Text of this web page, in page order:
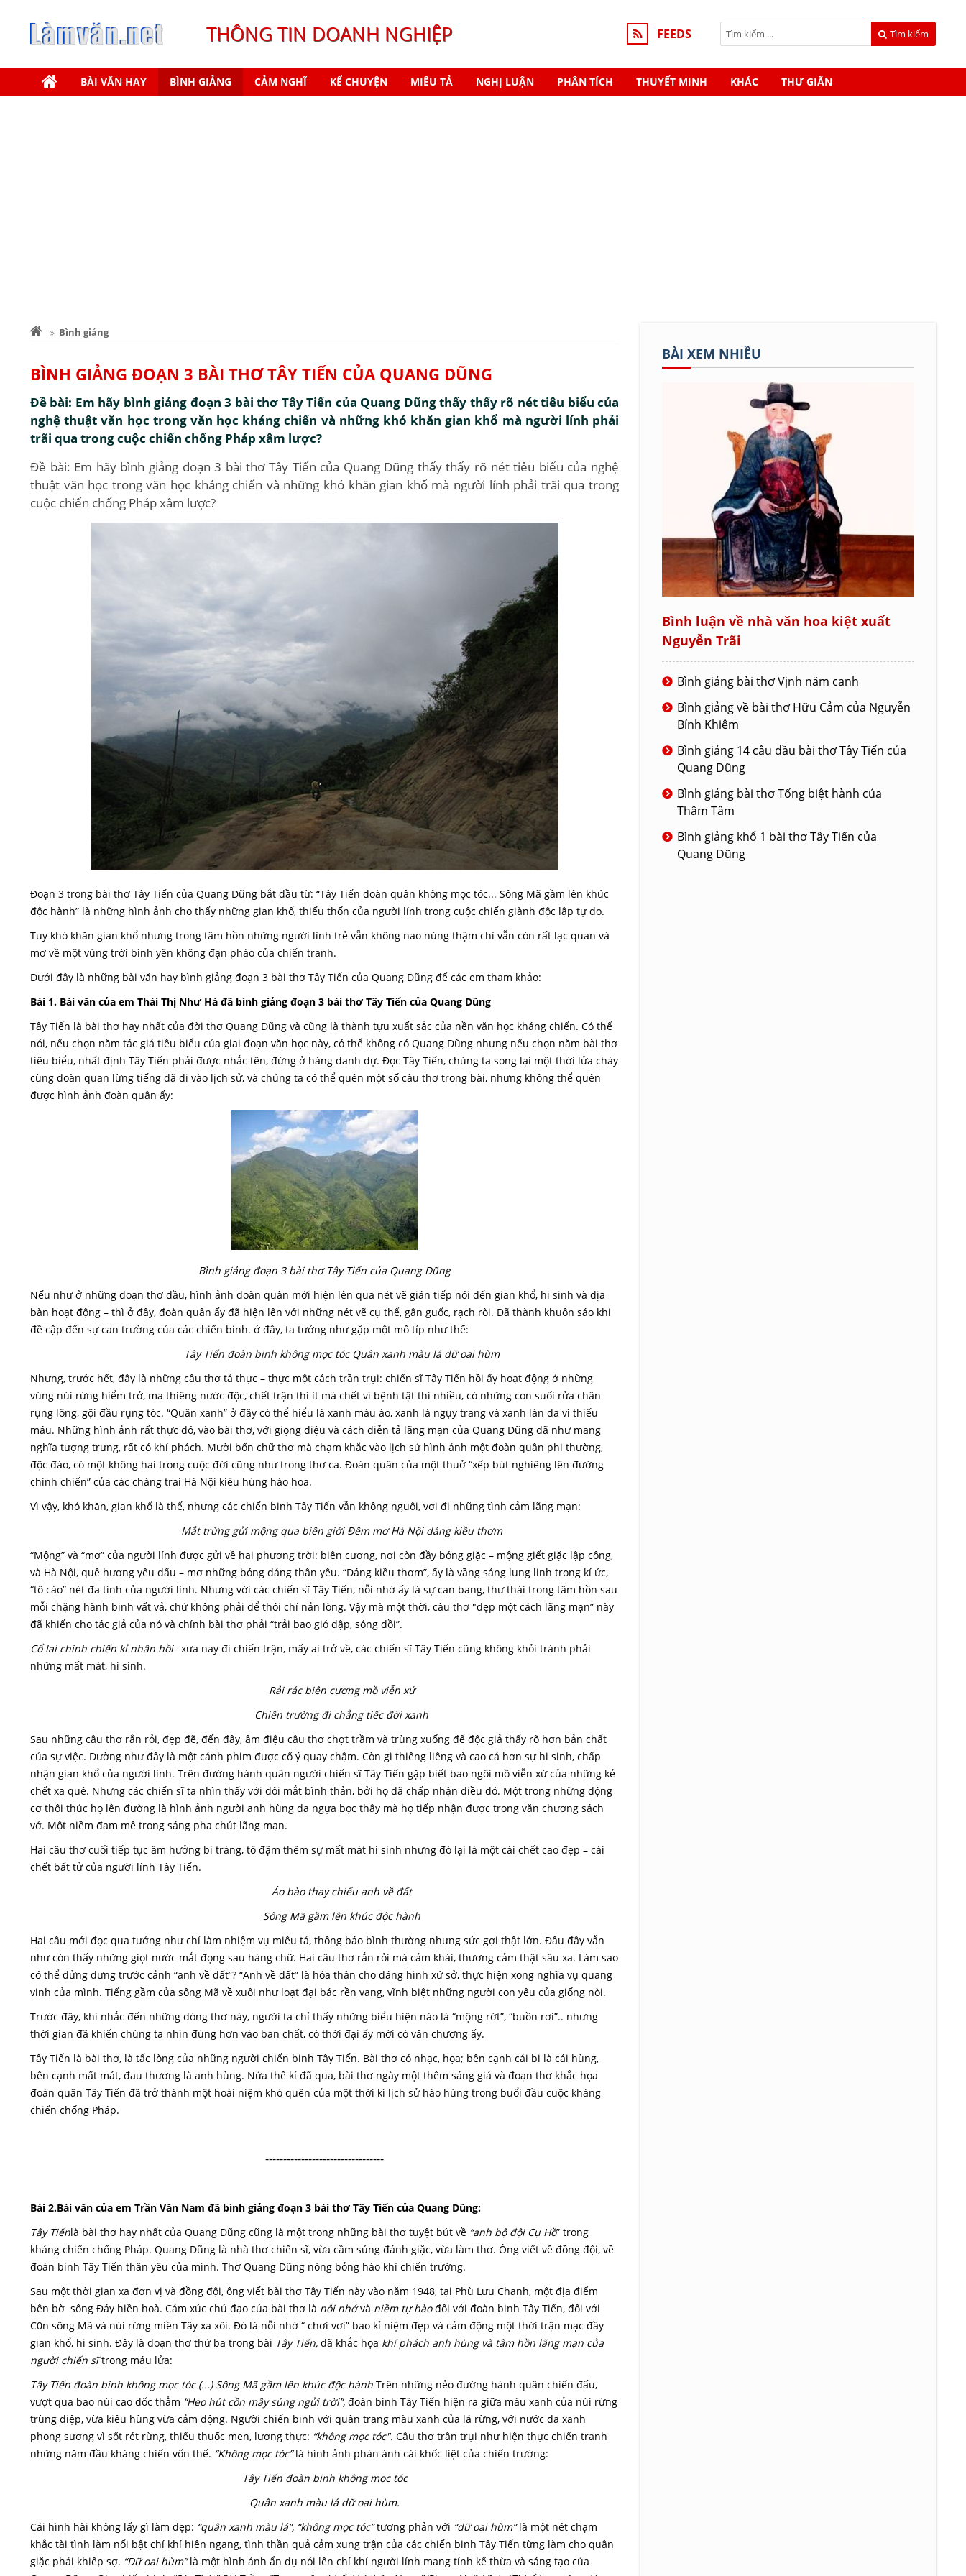
THÔNG TIN DOANH NGHIỆP FEEDS Tìm kiếm
BÀI VĂN HAY BÌNH GIẢNG CẢM NGHĨ KỂ CHUYỆN MIÊU TẢ NGHỊ LUẬN PHÂN TÍCH THUYẾT MINH KHÁC THƯ GIÃN
Bình giảng
BÌNH GIẢNG ĐOẠN 3 BÀI THƠ TÂY TIẾN CỦA QUANG DŨNG
Đề bài: Em hãy bình giảng đoạn 3 bài thơ Tây Tiến của Quang Dũng thấy thấy rõ nét tiêu biểu của
nghệ thuật văn học trong văn học kháng chiến và những khó khăn gian khổ mà người lính phải
trãi qua trong cuộc chiến chống Pháp xâm lược?
Đề bài: Em hãy bình giảng đoạn 3 bài thơ Tây Tiến của Quang Dũng thấy thấy rõ nét tiêu biểu của nghệ
thuật văn học trong văn học kháng chiến và những khó khăn gian khổ mà người lính phải trãi qua trong
cuộc chiến chống Pháp xâm lược?
Đoạn 3 trong bài thơ Tây Tiến của Quang Dũng bắt đầu từ: “Tây Tiến đoàn quân không mọc tóc... Sông Mã gầm lên khúc
độc hành” là những hình ảnh cho thấy những gian khổ, thiếu thốn của người lính trong cuộc chiến giành độc lập tự do.
Tuy khó khăn gian khổ nhưng trong tâm hồn những người lính trẻ vẫn không nao núng thậm chí vẫn còn rất lạc quan và
mơ về một vùng trời bình yên không đạn pháo của chiến tranh.
Dưới đây là những bài văn hay bình giảng đoạn 3 bài thơ Tây Tiến của Quang Dũng để các em tham khảo:
Bài 1. Bài văn của em Thái Thị Như Hà đã bình giảng đoạn 3 bài thơ Tây Tiến của Quang Dũng
Tây Tiến là bài thơ hay nhất của đời thơ Quang Dũng và cũng là thành tựu xuất sắc của nền văn học kháng chiến. Có thể
nói, nếu chọn năm tác giả tiêu biểu của giai đoạn văn học này, có thể không có Quang Dũng nhưng nếu chọn năm bài thơ
tiêu biểu, nhất định Tây Tiến phải được nhắc tên, đứng ở hàng danh dự. Đọc Tây Tiến, chúng ta song lại một thời lửa cháy
cùng đoàn quan lừng tiếng đã đi vào lịch sử, và chúng ta có thể quên một số câu thơ trong bài, nhưng không thể quên
được hình ảnh đoàn quân ấy:
Bình giảng đoạn 3 bài thơ Tây Tiến của Quang Dũng
Nếu như ở những đoạn thơ đầu, hình ảnh đoàn quân mới hiện lên qua nét vẽ gián tiếp nói đến gian khổ, hi sinh và địa
bàn hoạt động – thì ở đây, đoàn quân ấy đã hiện lên với những nét vẽ cụ thể, gân guốc, rạch ròi. Đã thành khuôn sáo khi
đề cập đến sự can trường của các chiến binh. ở đây, ta tưởng như gặp một mô típ như thế:
Tây Tiến đoàn binh không mọc tóc Quân xanh màu lá dữ oai hùm
Nhưng, trước hết, đây là những câu thơ tả thực – thực một cách trần trụi: chiến sĩ Tây Tiến hồi ấy hoạt động ở những
vùng núi rừng hiểm trở, ma thiêng nước độc, chết trận thì ít mà chết vì bệnh tật thì nhiều, có những con suối rửa chân
rụng lông, gội đầu rụng tóc. “Quân xanh” ở đây có thể hiểu là xanh màu áo, xanh lá ngụy trang và xanh làn da vì thiếu
máu. Những hình ảnh rất thực đó, vào bài thơ, với giọng điệu và cách diễn tả lãng mạn của Quang Dũng đã như mang
nghĩa tượng trưng, rất có khí phách. Mười bốn chữ thơ mà chạm khắc vào lịch sử hình ảnh một đoàn quân phi thường,
độc đáo, có một không hai trong cuộc đời cũng như trong thơ ca. Đoàn quân của một thuở “xếp bút nghiêng lên đường
chinh chiến” của các chàng trai Hà Nội kiêu hùng hào hoa.
Vì vậy, khó khăn, gian khổ là thế, nhưng các chiến binh Tây Tiến vẫn không nguôi, vơi đi những tình cảm lãng mạn:
Mắt trừng gửi mộng qua biên giới Đêm mơ Hà Nội dáng kiều thơm
“Mộng” và “mơ” của người lính được gửi về hai phương trời: biên cương, nơi còn đầy bóng giặc – mộng giết giặc lập công,
và Hà Nội, quê hương yêu dấu – mơ những bóng dáng thân yêu. “Dáng kiều thơm”, ấy là vầng sáng lung linh trong kí ức,
“tô cáo” nét đa tình của người lính. Nhưng với các chiến sĩ Tây Tiến, nỗi nhớ ấy là sự can bang, thư thái trong tâm hồn sau
mỗi chặng hành binh vất vả, chứ không phải để thôi chí nản lòng. Vậy mà một thời, câu thơ "đẹp một cách lãng mạn” này
đã khiến cho tác giả của nó và chính bài thơ phải “trải bao gió dập, sóng dồi”.
Cổ lai chinh chiến kỉ nhân hồi– xưa nay đi chiến trận, mấy ai trở về, các chiến sĩ Tây Tiến cũng không khỏi tránh phải
những mất mát, hi sinh.
Rải rác biên cương mồ viễn xứ
Chiến trường đi chẳng tiếc đời xanh
Sau những câu thơ rắn rỏi, đẹp đẽ, đến đây, âm điệu câu thơ chợt trầm và trùng xuống để độc giả thấy rõ hơn bản chất
của sự việc. Dường như đây là một cảnh phim được cố ý quay chậm. Còn gì thiêng liêng và cao cả hơn sự hi sinh, chấp
nhận gian khổ của người lính. Trên đường hành quân người chiến sĩ Tây Tiến gặp biết bao ngôi mồ viễn xứ của những kẻ
chết xa quê. Nhưng các chiến sĩ ta nhìn thấy với đôi mắt bình thản, bởi họ đã chấp nhận điều đó. Một trong những động
cơ thôi thúc họ lên đường là hình ảnh người anh hùng da ngựa bọc thây mà họ tiếp nhận được trong văn chương sách
vở. Một niềm đam mê trong sáng pha chút lãng mạn.
Hai câu thơ cuối tiếp tục âm hưởng bi tráng, tô đậm thêm sự mất mát hi sinh nhưng đó lại là một cái chết cao đẹp – cái
chết bất tử của người lính Tây Tiến.
Áo bào thay chiếu anh về đất
Sông Mã gầm lên khúc độc hành
Hai câu mới đọc qua tưởng như chỉ làm nhiệm vụ miêu tả, thông báo bình thường nhưng sức gợi thật lớn. Đâu đây vẫn
như còn thấy những giọt nước mắt đọng sau hàng chữ. Hai câu thơ rắn rỏi mà cảm khái, thương cảm thật sâu xa. Làm sao
có thể dửng dưng trước cảnh “anh về đất”? “Anh về đất” là hóa thân cho dáng hình xứ sở, thực hiện xong nghĩa vụ quang
vinh của mình. Tiếng gầm của sông Mã về xuôi như loạt đại bác rền vang, vĩnh biệt những người con yêu của giống nòi.
Trước đây, khi nhắc đến những dòng thơ này, người ta chỉ thấy những biểu hiện nào là “mộng rớt”, “buồn rơi”.. nhưng
thời gian đã khiến chúng ta nhìn đúng hơn vào ban chất, có thời đại ấy mới có văn chương ấy.
Tây Tiến là bài thơ, là tấc lòng của những người chiến binh Tây Tiến. Bài thơ có nhạc, họa; bên cạnh cái bi là cái hùng,
bên cạnh mất mát, đau thương là anh hùng. Nửa thế kỉ đã qua, bài thơ ngày một thêm sáng giá và đoạn thơ khắc họa
đoàn quân Tây Tiến đã trở thành một hoài niệm khó quên của một thời kì lịch sử hào hùng trong buổi đầu cuộc kháng
chiến chống Pháp.
---------------------------------
Bài 2.Bài văn của em Trần Văn Nam đã bình giảng đoạn 3 bài thơ Tây Tiến của Quang Dũng:
Tây Tiếnlà bài thơ hay nhất của Quang Dũng cũng là một trong những bài thơ tuyệt bút về “anh bộ đội Cụ Hồ” trong
kháng chiến chống Pháp. Quang Dũng là nhà thơ chiến sĩ, vừa cầm súng đánh giặc, vừa làm thơ. Ông viết về đồng đội, về
đoàn binh Tây Tiến thân yêu của mình. Thơ Quang Dũng nóng bỏng hào khí chiến trường.
Sau một thời gian xa đơn vị và đồng đội, ông viết bài thơ Tây Tiến này vào năm 1948, tại Phù Lưu Chanh, một địa điểm
bên bờ sông Đáy hiền hoà. Cảm xúc chủ đạo của bài thơ là nỗi nhớvà niềm tự hàođối với đoàn binh Tây Tiến, đối với
C0n sông Mã và núi rừng miền Tây xa xôi. Đó là nỗi nhớ “ chơi vơi” bao kỉ niệm đẹp và cảm động một thời trận mạc đầy
gian khổ, hi sinh. Đây là đoạn thơ thứ ba trong bài Tây Tiến, đã khắc họa khí phách anh hùng và tâm hồn lãng mạn của
người chiến sĩtrong máu lửa:
Tây Tiến đoàn binh không mọc tóc (...) Sông Mã gầm lên khúc độc hành Trên những nẻo đường hành quân chiến đấu,
vượt qua bao núi cao dốc thẳm “Heo hút cồn mây súng ngửi trời”, đoàn binh Tây Tiến hiện ra giữa màu xanh của núi rừng
trùng điệp, vừa kiêu hùng vừa cảm dộng. Người chiến binh với quân trang màu xanh của lá rừng, với nước da xanh
phong sương vì sốt rét rừng, thiếu thuốc men, lương thực: “không mọc tóc". Câu thơ trần trụi như hiện thực chiến tranh
những năm đầu kháng chiến vốn thế. “Không mọc tóc”là hình ảnh phán ánh cái khốc liệt của chiến trường:
Tây Tiến đoàn binh không mọc tóc
Quân xanh màu lá dữ oai hùm.
Cái hình hài không lấy gì làm đẹp: “quân xanh màu lá”, “không mọc tóc”tương phản với “dữ oai hùm”là một nét chạm
khắc tài tình làm nổi bật chí khí hiên ngang, tình thần quả cảm xung trận của các chiến binh Tây Tiến từng làm cho quân
giặc phải khiếp sợ. “Dữ oai hùm”là một hình ảnh ẩn dụ nói lên chí khí người lính mang tính kế thừa và sáng tạo của
BÀI XEM NHIỀU
Bình luận về nhà văn hoa kiệt xuất
Nguyễn Trãi
Bình giảng bài thơ Vịnh năm canh
Bình giảng về bài thơ Hữu Cảm của Nguyễn
Bỉnh Khiêm
Bình giảng 14 câu đầu bài thơ Tây Tiến của
Quang Dũng
Bình giảng bài thơ Tống biệt hành của
Thâm Tâm
Bình giảng khổ 1 bài thơ Tây Tiến của
Quang Dũng